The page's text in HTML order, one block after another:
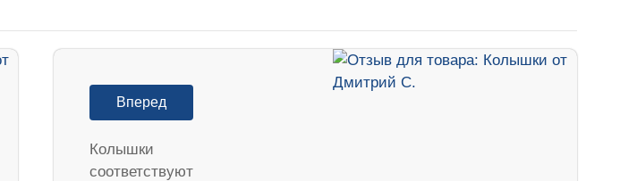
Вперед
Колышки
соответствуют